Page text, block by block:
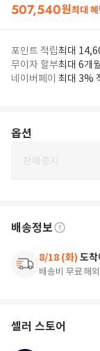
507,540원최대
포인트 적립최대
무이자 할부최대 6개
네이버페이 최대 3%
옵션
판매중지
배송정보
8/18 (화) 도착
배송비 무료해
셀러 스토어